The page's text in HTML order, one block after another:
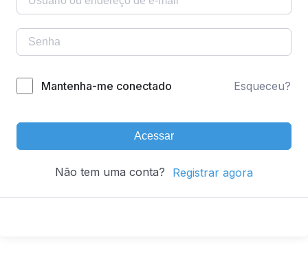
Mantenha-me conectado Esqueceu?
Acessar
Não tem uma conta? Registrar agora